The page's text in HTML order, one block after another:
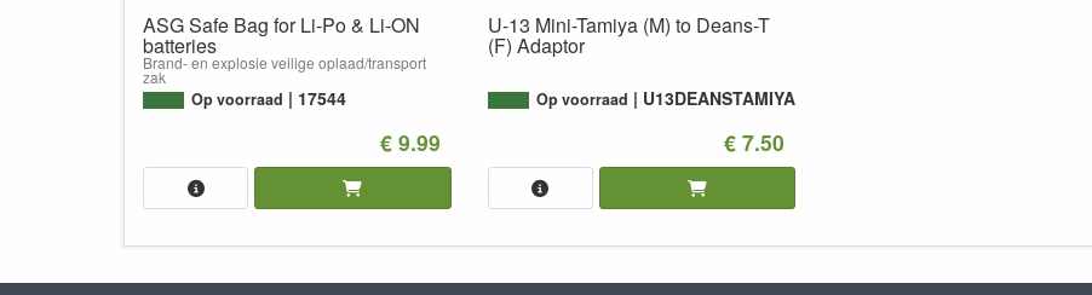
ASG Safe Bag for Li-Po & Li-ON
batteries
Brand- en explosie veilige oplaad/transport
zak
Op voorraad 17544
€ 9.99
U-13 Mini-Tamiya (M) to Deans-T
(F) Adaptor
Op voorraad U13DEANSTAMIYA
€ 7.50